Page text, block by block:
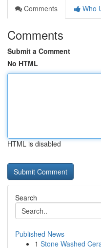
Comments
Who
Comments
Submit a Comment
No HTML
HTML is disabled
Search
Published News
1 Stone Washed